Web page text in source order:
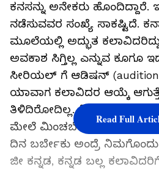
ಕನಸನ್ನು ಅನೇಕರು ಹೊಂದಿದ್ದಾರೆ.
ನಡೆಸುವವರ ಸಂಖ್ಯೆ ಸಾಕಷ್ಟಿದೆ.
ಮೂಲೆಯಲ್ಲಿ ಅದ್ಭುತ
ಅವಕಾಶ ಸಿಗ್ತಿಲ್ಲ ಎನ್ನುವ ಕೂಗೂ
ಸೀರಿಯಲ್ ಗೆ ಆಡಿಷನ್ (audition)
ಯಾವಾಗ ಕಲಾವಿದರ ಆಯ್ಕೆ
ತಿಳಿದಿರೋದಿಲ್ಲ. ನೀವೂ ನಟ-
ಮೇಲೆ ಮಿಂಚಬೇಕು, ಸೀರಿಯಲ್
ದಿನ ಬರ್ಬೇಕು ಅಂದ್ರೆ
ಜೀ ಕನ್ನಡ, ಕನ್ನಡ ಬಲ್ಲ
Read Full